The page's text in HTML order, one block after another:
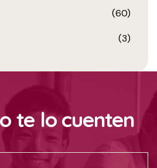
(60)
(3)
te lo cuenten